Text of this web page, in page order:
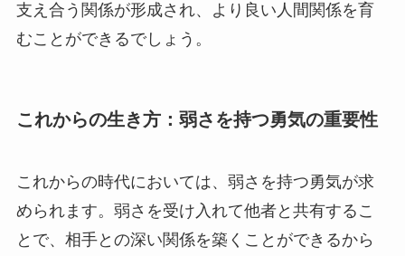
支え合う関係が形成され、より良い人間関係を育
むことができるでしょう。
これからの生き方：弱さを持つ勇気の重要性
これからの時代においては、弱さを持つ勇気が求
められます。弱さを受け入れて他者と共有するこ
とで、相手との深い関係を築くことができるから